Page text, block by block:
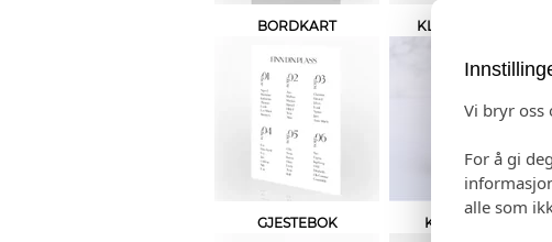
BORDKART KLEENEX-BELTE
GJESTEBOK KAKETOPPER
Vi bryr
For å gi
alle som